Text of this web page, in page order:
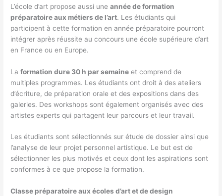
L’école d’art propose aussi uneannée de formation
préparatoire aux métiers de l’art. Les étudiants qui
participent à cette formation en année préparatoire pourront
intégrer après réussite au concours une école supérieure d’art
en France ou en Europe.
Laformation dure 30 h par semaine et comprend de
multiples programmes. Les étudiants ont droit à des ateliers
d’écriture, de préparation orale et des expositions dans des
galeries. Des workshops sont également organisés avec des
artistes experts qui partagent leur parcours et leur travail.
Les étudiants sont sélectionnés sur étude de dossier ainsi que
l’analyse de leur projet personnel artistique. Le but est de
sélectionner les plus motivés et ceux dont les aspirations sont
conformes à ce que propose la formation.
Classe préparatoire aux écoles d’art et de design